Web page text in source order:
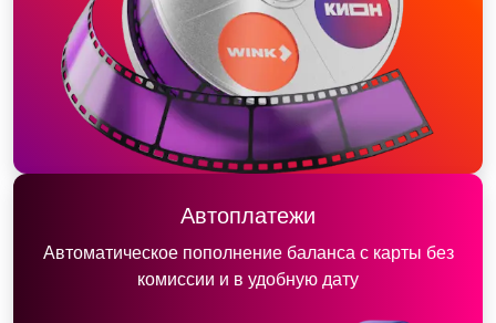
Автоплатежи
Автоматическое пополнение баланса с карты без
комиссии и в удобную дату